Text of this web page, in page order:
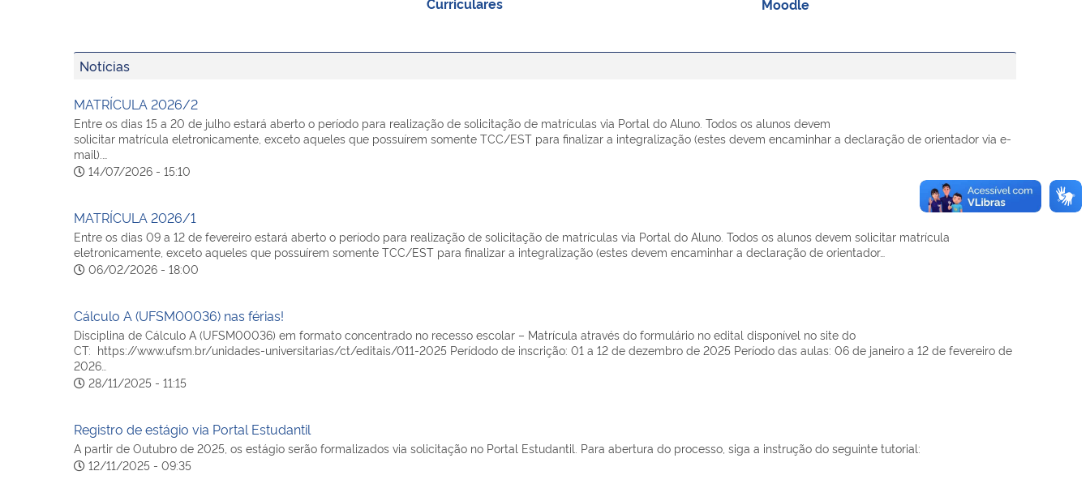
Moodle
Notícias
MATRÍCULA 2026/2
Entre os dias 15 a 20 de julho estará aberto o período para realização de solicitação de matrículas via Portal do Aluno. Todos os alunos devem
solicitar matrícula eletronicamente, exceto aqueles que possuírem somente TCC/EST para finalizar a integralização (estes devem encaminhar a declaração de orientador via e-
mail).…
14/07/2026 - 15:10
MATRÍCULA 2026/1
Entre os dias 09 a 12 de fevereiro estará aberto o período para realização de solicitação de matrículas via Portal do Aluno. Todos os alunos devem solicitar matrícula
eletronicamente, exceto aqueles que possuírem somente TCC/EST para finalizar a integralização (estes devem encaminhar a declaração de orientador…
06/02/2026 - 18:00
Cálculo A (UFSM00036) nas férias!
Disciplina de Cálculo A (UFSM00036) em formato concentrado no recesso escolar – Matrícula através do formulário no edital disponível no site do
CT: https://www.ufsm.br/unidades-universitarias/ct/editais/011-2025 Perídodo de inscrição: 01 a 12 de dezembro de 2025 Período das aulas: 06 de janeiro a 12 de fevereiro de
2026…
28/11/2025 - 11:15
Registro de estágio via Portal Estudantil
A partir de Outubro de 2025, os estágio serão formalizados via solicitação no Portal Estudantil. Para abertura do processo, siga a instrução do seguinte tutorial:
12/11/2025 - 09:35